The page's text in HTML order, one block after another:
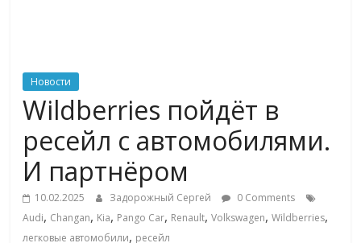
логистике,
технологиях,
соцсетях
Портал
об
Новости
Wildberries пойдёт в
ресейл с автомобилями.
И партнёром
10.02.2025 Задорожный Сергей
0 Comments
Audi, Changan, Kia, Pango Car, Renault,Volkswagen,Wildberries,
легковые автомобили, ресейл